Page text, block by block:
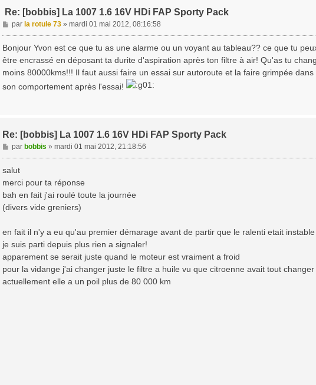
Re: [bobbis] La 1007 1.6 16V HDi FAP Sporty Pack
M
e
s
g
e
par la rotule 73» mardi 01 mai 2012, 08:16:58
Bonjour Yvon est ce que tu as une alarme ou un voyant au tableau?? ce que tu
être encrassé en déposant ta durite d'aspiration après ton filtre à air! Qu'as tu
moins 80000kms!!! Il faut aussi faire un essai sur autoroute et la faire grimpée
son comportement après l'essai!
Re: [bobbis] La 1007 1.6 16V HDi FAP Sporty Pack
M
e
s
g
e
par bobbis » mardi 01 mai 2012, 21:18:56
salut
merci pour ta réponse
bah en fait j'ai roulé toute la journée
(divers vide greniers)
en fait il n'y a eu qu'au premier démarage avant de partir que le ralenti etait
je suis parti depuis plus rien a signaler!
apparement se serait juste quand le moteur est vraiment a froid
pour la vidange j'ai changer juste le filtre a huile vu que citroenne avait tout
actuellement elle a un poil plus de 80 000 km